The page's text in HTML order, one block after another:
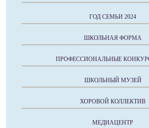
ГОД СЕМЬИ 2024
ШКОЛЬНАЯ ФОРМА
ПРОФЕССИОНАЛЬНЫЕ
ШКОЛЬНЫЙ МУЗЕЙ
ХОРОВОЙ КОЛЛЕКТИВ
МЕДИАЦЕНТР